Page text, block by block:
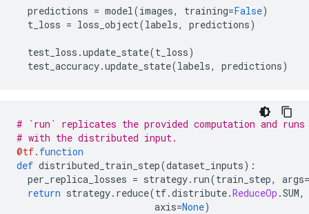
predictions = model(images, training=False)
t_loss = loss_object(labels, predictions)
test_loss .update_state(t_loss)
test_accuracy.update_state(labels, predictions)
# `run` replicates the provided computation and
# with the distributed input.
@tf. function
def distributed_train_step(dataset_inputs):
per_replica_losses = strategy. run(train_step, args
return strategy. reduce(tf.distribute.ReduceOp .SUM,
axis=None)